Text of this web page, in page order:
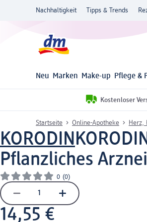
Nachhaltigkeit Tipps & Trends
Neu Marken Make-up Pflege &
Kostenloser
Startseite Online-Apotheke Herz,
KORODIN
Pflanzliches
0 (0)
14,55 €